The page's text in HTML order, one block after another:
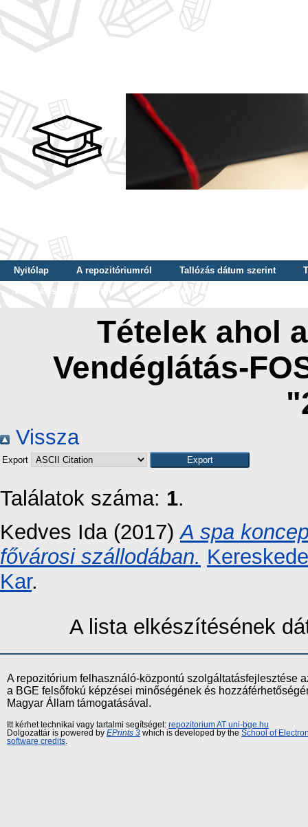
Nyitólap A repozitóriumról Tallózás dátum szerint
Tallózás szerző szerint
Tallózás nyelv szerint
Tételek ahol
Vendéglátás-
Vissza
Export
Találatok száma: 1.
Kedves Ida (2017)A spa
fővárosi szállodában.
Kar.
A lista elkészítésének
A repozitórium felhasználó-központú szolgáltatásfejlesztése
a BGE felsőfokú képzései minőségének és
Magyar Állam támogatásával.
Itt kérhet technikai vagy tartalmi segítséget: repozitorium AT uni-bge.hu
Dolgozattár is powered by EPrints 3 which is developed by the School of
software credits